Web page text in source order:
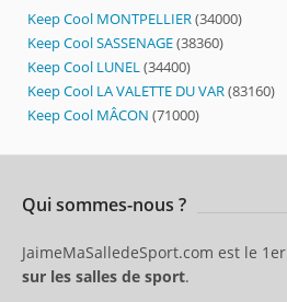
Keep Cool MONTPELLIER(34000)
Keep Cool SASSENAGE(38360)
Keep Cool LUNEL(34400)
Keep Cool LA VALETTE DU VAR(83160)
Keep Cool MÂCON (71000)
Qui sommes-nous ?
JaimeMaSalledeSport.com est le 1er
sur les salles de sport.